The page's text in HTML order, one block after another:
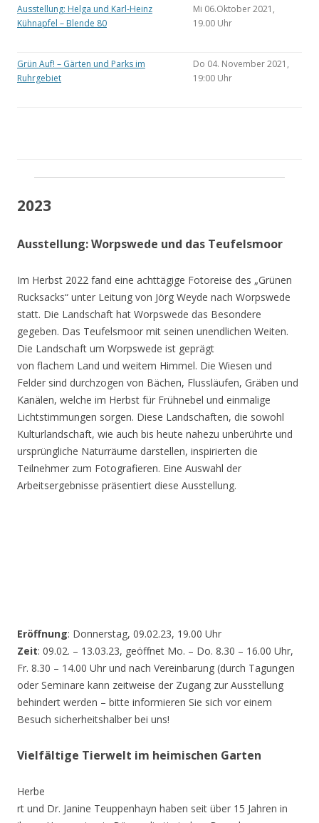
Ausstellung: Helga und Karl-Heinz
Kühnapfel – Blende 80
Mi 06.Oktober 2021,
19.00 Uhr
Grün Auf! – Gärten und Parks im
Ruhrgebiet
Do 04. November 2021,
19:00 Uhr
2023
Ausstellung: Worpswede und das Teufelsmoor
Im Herbst 2022 fand eine achttägige Fotoreise des „Grünen
Rucksacks“ unter Leitung von Jörg Weyde nach Worpswede
statt. Die Landschaft hat Worpswede das Besondere
gegeben. Das Teufelsmoor mit seinen unendlichen Weiten.
Die Landschaft um Worpswede ist geprägt
von flachem Land und weitem Himmel. Die Wiesen und
Felder sind durchzogen von Bächen, Flussläufen, Gräben und
Kanälen, welche im Herbst für Frühnebel und einmalige
Lichtstimmungen sorgen. Diese Landschaften, die sowohl
Kulturlandschaft, wie auch bis heute nahezu unberührte und
ursprüngliche Naturräume darstellen, inspirierten die
Teilnehmer zum Fotografieren. Eine Auswahl der
Arbeitsergebnisse präsentiert diese Ausstellung.
Eröffnung: Donnerstag, 09.02.23, 19.00 Uhr
Zeit: 09.02. – 13.03.23, geöffnet Mo. – Do. 8.30 – 16.00 Uhr,
Fr. 8.30 – 14.00 Uhr und nach Vereinbarung (durch Tagungen
oder Seminare kann zeitweise der Zugang zur Ausstellung
behindert werden – bitte informieren Sie sich vor einem
Besuch sicherheitshalber bei uns!
Vielfältige Tierwelt im heimischen Garten
Herbe
rt und Dr. Janine Teuppenhayn haben seit über 15 Jahren in